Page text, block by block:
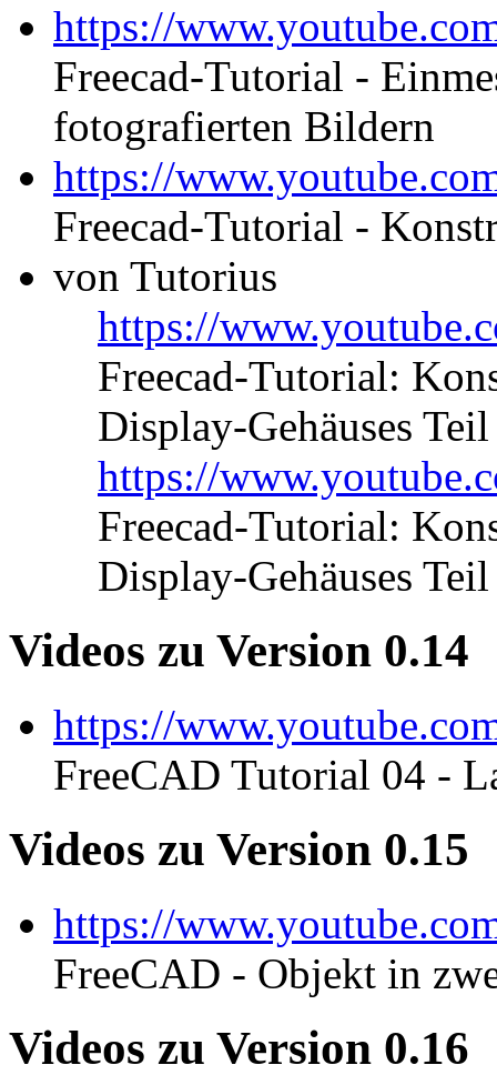
https://
Freecad-Tutorial -
fotografierten Bildern
https://
Freecad-Tutorial -
von Tutorius
https://
Freecad-Tutorial:
Display-Gehäuses
https://
Freecad-Tutorial:
Display-Gehäuses
Videos zu Version 0.14
https://
FreeCAD Tutorial 04 -
Videos zu Version 0.15
https://
FreeCAD - Objekt in
Videos zu Version 0.16